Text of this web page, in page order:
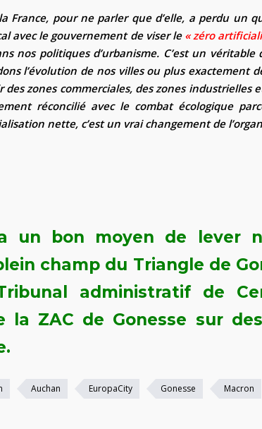
France, pour ne parler que d’elle, a perdu un
avec le gouvernement de viser le « zéro
nos politiques d’urbanisme. C’est un
l’évolution de nos villes ou plus exactement
zones commerciales, des zones
réconcilié avec le combat écologique
nette, c’est un vrai changement de
un bon moyen de lever
champ du Triangle de
administratif de
la ZAC de Gonesse sur
Auchan EuropaCity Gonesse Macron